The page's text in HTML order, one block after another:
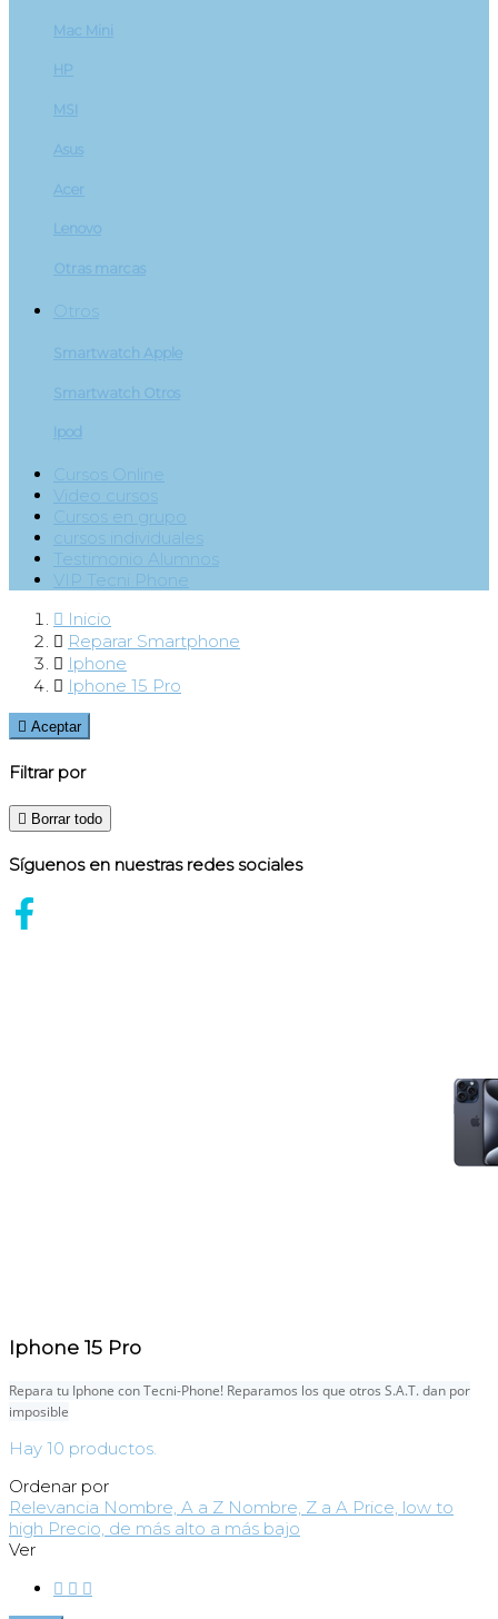
Mac Mini
HP
MSI
Asus
Acer
Lenovo
Otras marcas
Otros
Smartwatch Apple
Smartwatch Otros
Ipod
Cursos Online
Video cursos
Cursos en grupo
cursos individuales
Testimonio Alumnos
VIP Tecni Phone
 Inicio
 Reparar Smartphone
 Iphone
 Iphone 15 Pro
 Aceptar
Filtrar por
 Borrar todo
Síguenos en nuestras redes sociales
Iphone 15 Pro
Repara tu Iphone con Tecni-Phone! Reparamos los que otros S.A.T. dan por
imposible
Hay 10 productos.
Ordenar por
Relevancia Nombre, A a Z Nombre, Z a A Price, low to
high Precio, de más alto a más bajo
Ver
  